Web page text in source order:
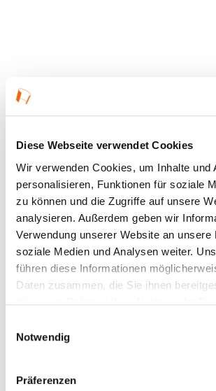
Diese Webseite verwendet Cookies
Wir verwenden Cookies, um Inhalte und
personalisieren, Funktionen für soziale
zu können und die Zugriffe auf unsere
analysieren. Außerdem geben wir
Verwendung unserer Website an unsere
soziale Medien und Analysen weiter.
führen diese Informationen
Daten zusammen, die Sie ihnen
Notwendig
Präferenzen
DEUTSCHES
(DAM) IM DAM